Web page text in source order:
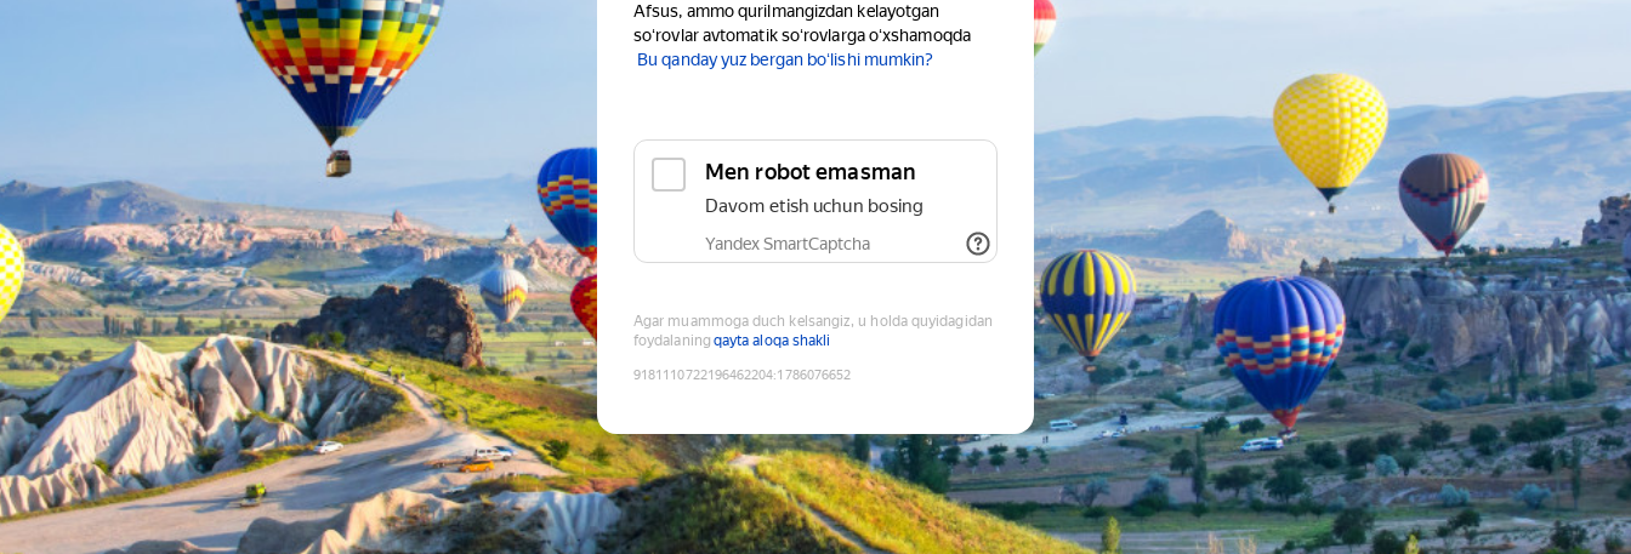
Afsus, ammo qurilmangizdan kelayotgan
soʻrovlar avtomatik soʻrovlarga oʻxshamoqda
Bu qanday yuz bergan boʻlishi mumkin?
Men robot emasman
Davom etish uchun bosing
Yandex SmartCaptcha
Agar muammoga duch kelsangiz, u holda quyidagidan
foydalaning qayta aloqa shakli
9181110722196462204:1786076652